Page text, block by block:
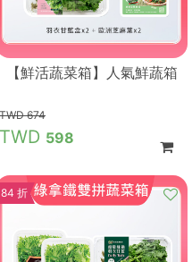
【鮮活蔬菜箱】人氣鮮蔬箱
674
598
84 折